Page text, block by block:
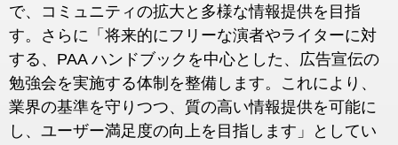
で、コミュニティの拡大と多様な情報提供を目指
す。さらに「将来的にフリーな演者やライターに対
する、PAA ハンドブックを中心とした、広告宣伝の
勉強会を実施する体制を整備します。これにより、
業界の基準を守りつつ、質の高い情報提供を可能に
し、ユーザー満足度の向上を目指します」としてい